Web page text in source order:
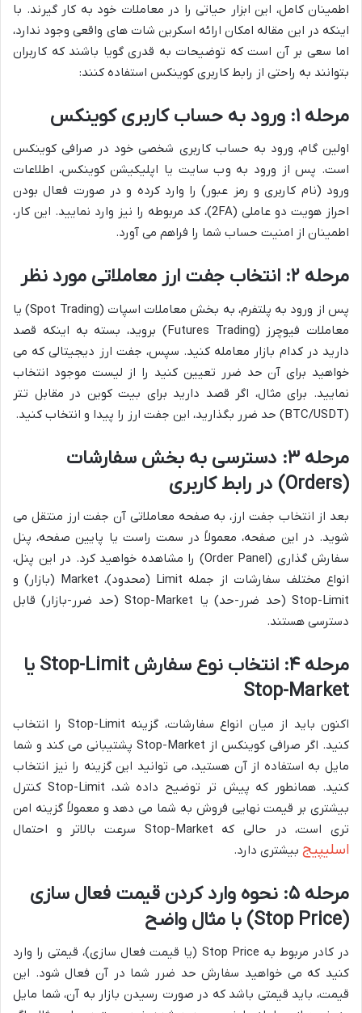
اطمینان کامل، این ابزار حیاتی را در معاملات خود به کار گیرند. با
اینکه در این مقاله امکان ارائه اسکرین شات های واقعی وجود ندارد،
اما سعی بر آن است که توضیحات به قدری گویا باشند که کاربران
بتوانند به راحتی از رابط کاربری کوینکس استفاده کنند:
مرحله ۱: ورود به حساب کاربری کوینکس
اولین گام، ورود به حساب کاربری شخصی خود در صرافی کوینکس
است. پس از ورود به وب سایت یا اپلیکیشن کوینکس، اطلاعات
ورود (نام کاربری و رمز عبور) را وارد کرده و در صورت فعال بودن
احراز هویت دو عاملی (2FA)، کد مربوطه را نیز وارد نمایید. این کار،
اطمینان از امنیت حساب شما را فراهم می آورد.
مرحله ۲: انتخاب جفت ارز معاملاتی مورد نظر
پس از ورود به پلتفرم، به بخش معاملات اسپات (Spot Trading) یا
معاملات فیوچرز (Futures Trading) بروید، بسته به اینکه قصد
دارید در کدام بازار معامله کنید. سپس، جفت ارز دیجیتالی که می
خواهید برای آن حد ضرر تعیین کنید را از لیست موجود انتخاب
نمایید. برای مثال، اگر قصد دارید برای بیت کوین در مقابل تتر
(BTC/USDT) حد ضرر بگذارید، این جفت ارز را پیدا و انتخاب کنید.
مرحله ۳: دسترسی به بخش سفارشات
(Orders) در رابط کاربری
بعد از انتخاب جفت ارز، به صفحه معاملاتی آن جفت ارز منتقل می
شوید. در این صفحه، معمولاً در سمت راست یا پایین صفحه، پنل
سفارش گذاری (Order Panel) را مشاهده خواهید کرد. در این پنل،
انواع مختلف سفارشات از جمله Limit (محدود)، Market (بازار) و
Stop-Limit (حد ضرر-حد) یا Stop-Market (حد ضرر-بازار) قابل
دسترسی هستند.
مرحله ۴: انتخاب نوع سفارش Stop-Limit یا
Stop-Market
اکنون باید از میان انواع سفارشات، گزینه Stop-Limit را انتخاب
کنید. اگر صرافی کوینکس از Stop-Market پشتیبانی می کند و شما
مایل به استفاده از آن هستید، می توانید این گزینه را نیز انتخاب
کنید. همانطور که پیش تر توضیح داده شد، Stop-Limit کنترل
بیشتری بر قیمت نهایی فروش به شما می دهد و معمولاً گزینه امن
تری است، در حالی که Stop-Market سرعت بالاتر و احتمال
اسلیپیج بیشتری دارد.
مرحله ۵: نحوه وارد کردن قیمت فعال سازی
(Stop Price) با مثال واضح
در کادر مربوط به Stop Price (یا قیمت فعال سازی)، قیمتی را وارد
کنید که می خواهید سفارش حد ضرر شما در آن فعال شود. این
قیمت، باید قیمتی باشد که در صورت رسیدن بازار به آن، شما مایل